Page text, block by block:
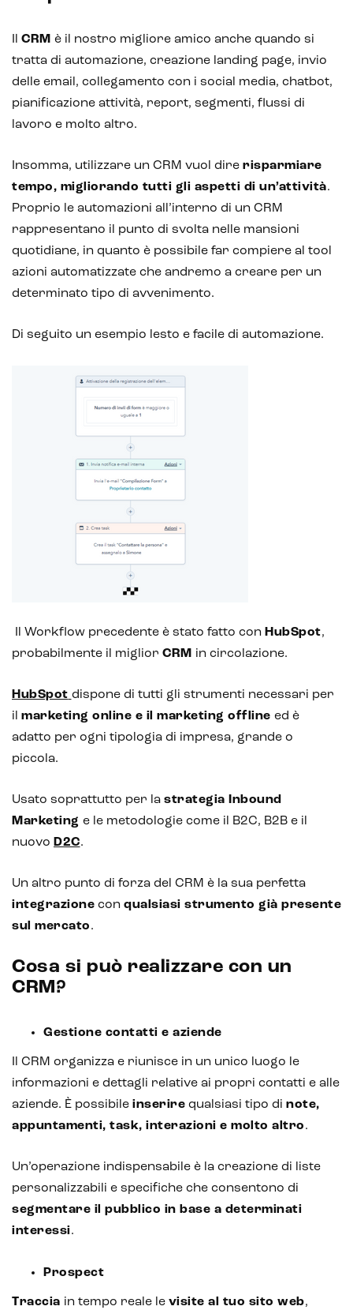
CRM è il nostro migliore amico anche quando si
tratta di automazione, creazione landing page, invio
delle email, collegamento con i social media, chatbot,
pianificazione attività, report, segmenti, flussi di
lavoro e molto altro.
Insomma, utilizzare un CRM vuol dire risparmiare
tempo, migliorando tutti gli aspetti di un’attività.
Proprio le automazioni all’interno di un CRM
rappresentano il punto di svolta nelle mansioni
quotidiane, in quanto è possibile far compiere al tool
azioni automatizzate che andremo a creare per un
determinato tipo di avvenimento.
Di seguito un esempio lesto e facile di automazione.
Il Workflow precedente è stato fatto con HubSpot,
probabilmente il miglior CRM in circolazione.
HubSpot dispone di tutti gli strumenti necessari per
il marketing online e il marketing offline ed è
adatto per ogni tipologia di impresa, grande o
piccola.
Usato soprattutto per la strategia
Inbound
Marketing e le metodologie come il B2C, B2B e il
nuovo D2C.
Un altro punto di forza del CRM è la sua perfetta
integrazione con qualsiasi strumento già presente
sul mercato.
Cosa si può realizzare con un
CRM?
Gestione contatti e aziende
Il CRM organizza e riunisce in un unico luogo le
informazioni e dettagli relative ai propri contatti e alle
aziende. È possibile inserire qualsiasi tipo di note,
appuntamenti, task, interazioni e molto altro.
Un’operazione indispensabile è la creazione di liste
personalizzabili e specifiche che consentono di
segmentare il pubblico in base a determinati
interessi.
Prospect
Traccia in tempo reale le visite al tuo sito web,